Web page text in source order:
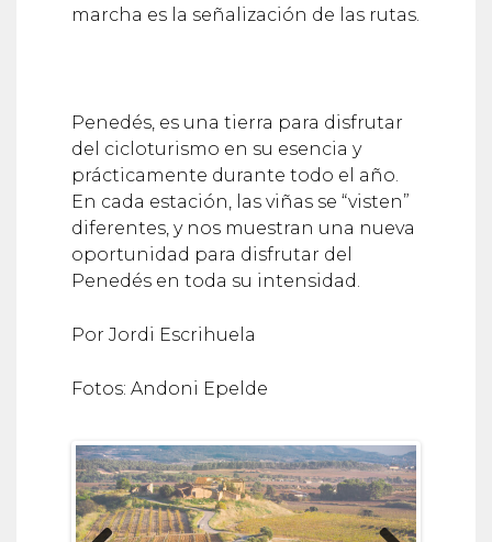
marcha es la señalización de las rutas.
Penedés, es una tierra para disfrutar
del cicloturismo en su esencia y
prácticamente durante todo el año.
En cada estación, las viñas se “visten”
diferentes, y nos muestran una nueva
oportunidad para disfrutar del
Penedés en toda su intensidad.
Por Jordi Escrihuela
Fotos: Andoni Epelde